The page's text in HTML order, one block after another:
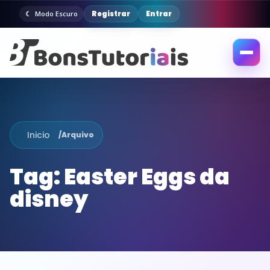
Modo Escuro Registrar Entrar
Abrir
Inicio /Arquivo
Tag:Easter Eggs da
disney